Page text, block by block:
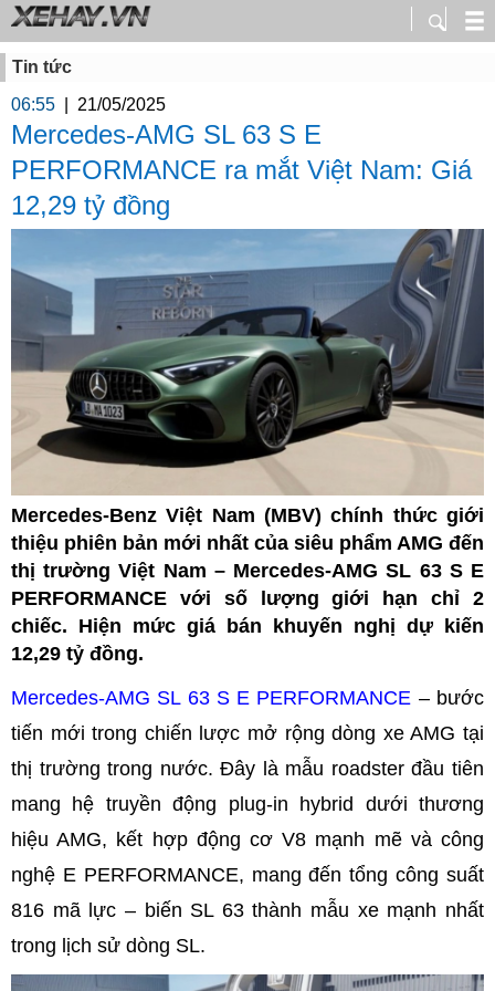
Tin tức
06:55
21/05/2025
Mercedes-AMG SL 63 S E
PERFORMANCE ra mắt Việt Nam: Giá
12,29 tỷ đồng
Mercedes-Benz Việt Nam (MBV) chính thức giới
thiệu phiên bản mới nhất của siêu phẩm AMG đến
thị trường Việt Nam – Mercedes-AMG SL 63 S E
PERFORMANCE với số lượng giới hạn chỉ 2
chiếc. Hiện mức giá bán khuyến nghị dự kiến
12,29 tỷ đồng.
Mercedes-AMG SL 63 S E PERFORMANCE – bước
tiến mới trong chiến lược mở rộng dòng xe AMG tại
thị trường trong nước. Đây là mẫu roadster đầu tiên
mang hệ truyền động plug-in hybrid dưới thương
hiệu AMG, kết hợp động cơ V8 mạnh mẽ và công
nghệ E PERFORMANCE, mang đến tổng công suất
816 mã lực – biến SL 63 thành mẫu xe mạnh nhất
trong lịch sử dòng SL.